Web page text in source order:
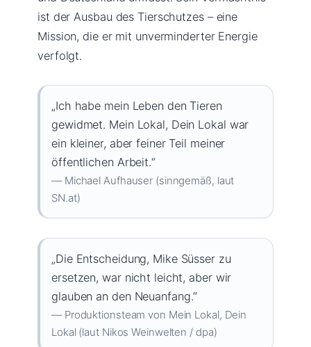
ist der Ausbau des Tierschutzes – eine
Mission, die er mit unverminderter Energie
verfolgt.
„Ich habe mein Leben den Tieren
gewidmet. Mein Lokal, Dein Lokal war
ein kleiner, aber feiner Teil meiner
öffentlichen Arbeit.“
— Michael Aufhauser (sinngemäß, laut
SN.at)
„Die Entscheidung, Mike Süsser zu
ersetzen, war nicht leicht, aber wir
glauben an den Neuanfang.“
— Produktionsteam von Mein Lokal, Dein
Lokal (laut Nikos Weinwelten / dpa)